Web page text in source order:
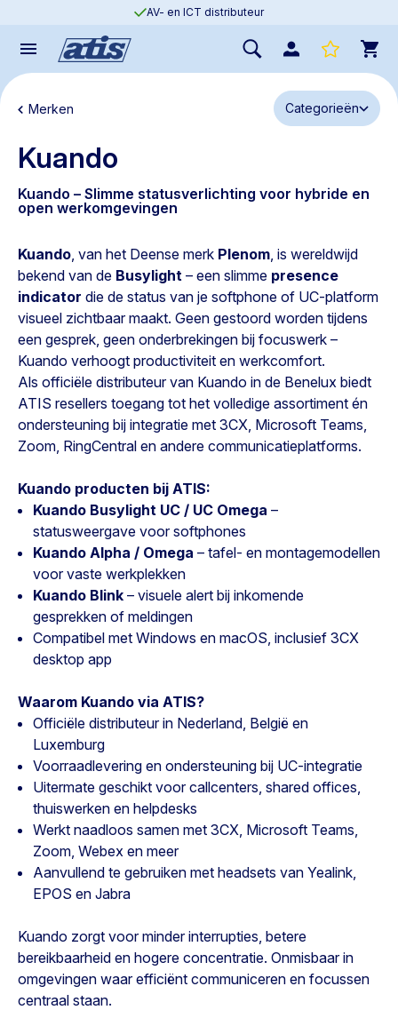
AV- en ICT distributeur
Merken Categorieën
Kuando
Kuando – Slimme statusverlichting voor hybride en
open werkomgevingen
Kuando, van het Deense merk Plenom, is wereldwijd
bekend van de Busylight – een slimme presence
indicator die de status van je softphone of UC-platform
visueel zichtbaar maakt. Geen gestoord worden tijdens
een gesprek, geen onderbrekingen bij focuswerk –
Kuando verhoogt productiviteit en werkcomfort.
Als officiële distributeur van Kuando in de Benelux biedt
ATIS resellers toegang tot het volledige assortiment én
ondersteuning bij integratie met 3CX, Microsoft Teams,
Zoom, RingCentral en andere communicatieplatforms.
Kuando producten bij ATIS:
Kuando Busylight UC / UC Omega –
statusweergave voor softphones
Kuando Alpha / Omega – tafel- en montagemodellen
voor vaste werkplekken
Kuando Blink – visuele alert bij inkomende
gesprekken of meldingen
Compatibel met Windows en macOS, inclusief 3CX
desktop app
Waarom Kuando via ATIS?
Officiële distributeur in Nederland, België en
Luxemburg
Voorraadlevering en ondersteuning bij UC-integratie
Uitermate geschikt voor callcenters, shared offices,
thuiswerken en helpdesks
Werkt naadloos samen met 3CX, Microsoft Teams,
Zoom, Webex en meer
Aanvullend te gebruiken met headsets van Yealink,
EPOS en Jabra
Kuando zorgt voor minder interrupties, betere
bereikbaarheid en hogere concentratie. Onmisbaar in
omgevingen waar efficiënt communiceren en focussen
centraal staan.